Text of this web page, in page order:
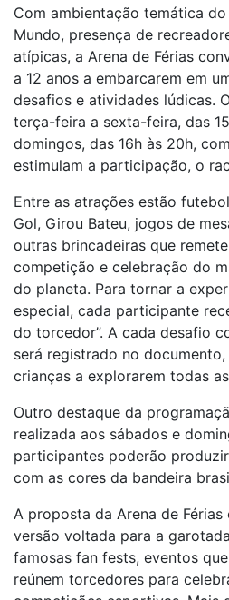
Com ambientação temática
Mundo, presença de
atípicas, a Arena de Férias
a 12 anos a embarcarem em
desafios e atividades lúdicas.
terça-feira a sexta-feira, das
domingos, das 16h às 20h,
estimulam a participação, o
Entre as atrações estão
Gol, Girou Bateu, jogos de
outras brincadeiras que
competição e celebração do
do planeta. Para tornar a
especial, cada participante
do torcedor”. A cada desafio
será registrado no
crianças a explorarem todas
Outro destaque da
realizada aos sábados e
participantes poderão
com as cores da bandeira
A proposta da Arena de Férias
versão voltada para a
famosas fan fests, eventos
reúnem torcedores para